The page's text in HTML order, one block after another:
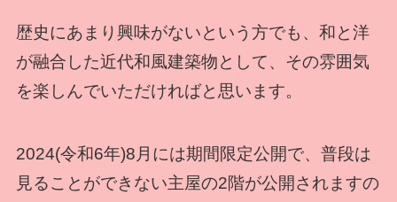
歴史にあまり興味がないという方でも、和と洋
が融合した近代和風建築物として、その雰囲気
を楽しんでいただければと思います。
2024(令和6年)8月には期間限定公開で、普段は
見ることができない主屋の2階が公開されますの